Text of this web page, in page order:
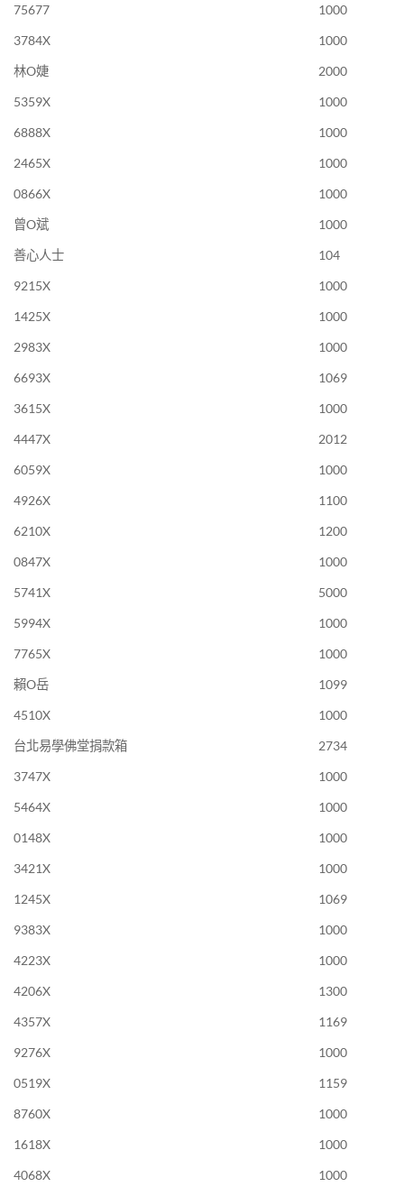
75677
1000
3784X
1000
林O婕
2000
5359X
1000
6888X
1000
2465X
1000
0866X
1000
曾O斌
1000
善心人士
104
9215X
1000
1425X
1000
2983X
1000
6693X
1069
3615X
1000
4447X
2012
6059X
1000
4926X
1100
6210X
1200
0847X
1000
5741X
5000
5994X
1000
7765X
1000
賴O岳
1099
4510X
1000
台北易學佛堂捐款箱
2734
3747X
1000
5464X
1000
0148X
1000
3421X
1000
1245X
1069
9383X
1000
4223X
1000
4206X
1300
4357X
1169
9276X
1000
0519X
1159
8760X
1000
1618X
1000
4068X
1000